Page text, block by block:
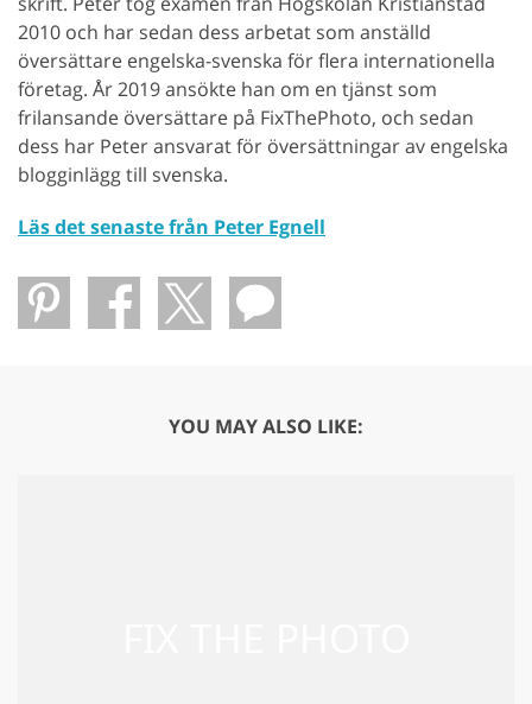
2010 och har sedan dess arbetat som anställd
översättare engelska-svenska för flera internationella
företag. År 2019 ansökte han om en tjänst som
frilansande översättare på FixThePhoto, och sedan
dess har Peter ansvarat för översättningar av engelska
blogginlägg till svenska.
Läs det senaste från Peter Egnell
YOU MAY ALSO LIKE: